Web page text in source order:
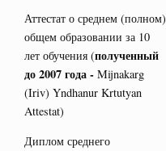
Аттестат о среднем (полном)
общем образовании за 10
лет обучения (полученный
до 2007 года - Mijnakarg
(Iriv) Yndhanur Krtutyan
Attestat)
Диплом среднего